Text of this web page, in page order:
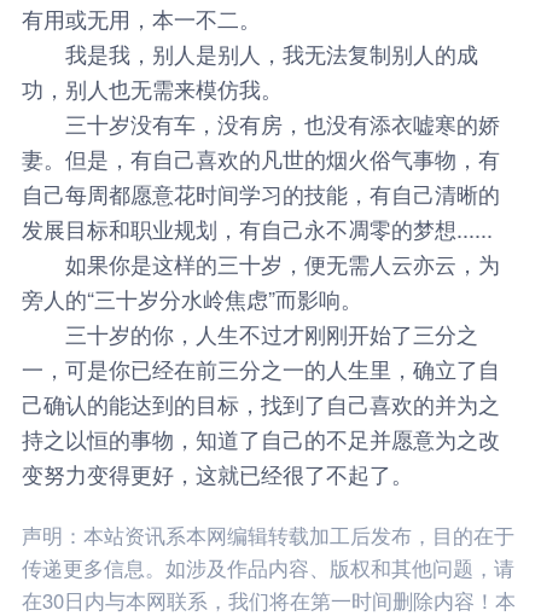
有用或无用，本一不二。
我是我，别人是别人，我无法复制别人的成
功，别人也无需来模仿我。
三十岁没有车，没有房，也没有添衣嘘寒的娇
妻。但是，有自己喜欢的凡世的烟火俗气事物，有
自己每周都愿意花时间学习的技能，有自己清晰的
发展目标和职业规划，有自己永不凋零的梦想......
如果你是这样的三十岁，便无需人云亦云，为
旁人的“三十岁分水岭焦虑”而影响。
三十岁的你，人生不过才刚刚开始了三分之
一，可是你已经在前三分之一的人生里，确立了自
己确认的能达到的目标，找到了自己喜欢的并为之
持之以恒的事物，知道了自己的不足并愿意为之改
变努力变得更好，这就已经很了不起了。
声明：本站资讯系本网编辑转载加工后发布，目的在于
传递更多信息。如涉及作品内容、版权和其他问题，请
在30日内与本网联系，我们将在第一时间删除内容！本